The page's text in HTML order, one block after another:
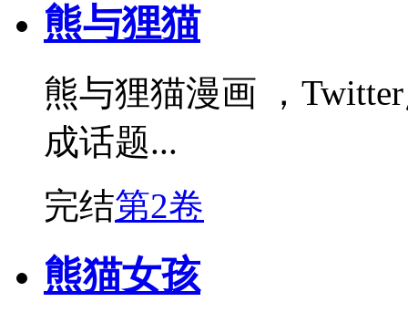
熊与狸猫
熊与狸猫漫画 ，
成话题...
完结第2卷
熊猫女孩